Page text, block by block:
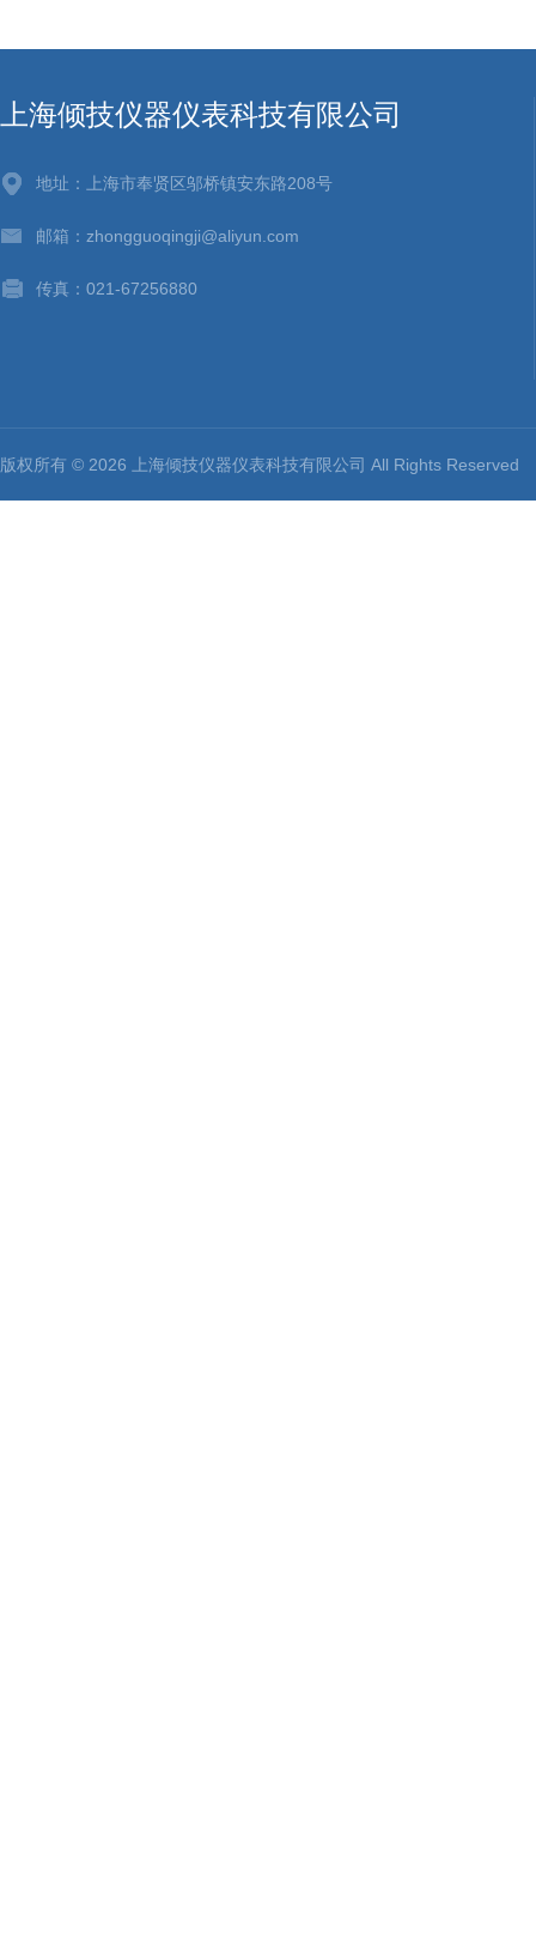
上海倾技仪器仪表科技有限公司
地址：上海市奉贤区邬桥镇安东路208号
邮箱：zhongguoqingji@aliyun.com
传真：021-67256880
版权所有 © 2026 上海倾技仪器仪表科技有限公司 All Rights